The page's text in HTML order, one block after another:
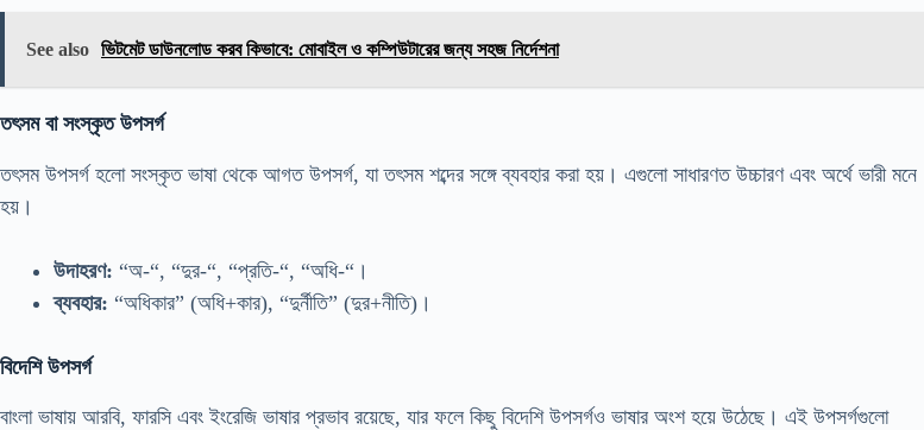
See also ভিটমেট ডাউনলোড করব কিভাবে: মোবাইল ও কম্পিউটারের জন্য সহজ নির্দেশনা
তৎসম বা সংস্কৃত উপসর্গ
তৎসম উপসর্গ হলো সংস্কৃত ভাষা থেকে আগত উপসর্গ, যা তৎসম শব্দের সঙ্গে ব্যবহার করা হয়। এগুলো সাধারণত উচ্চারণ এবং অর্থে ভারী মনে
হয়।
উদাহরণ: “অ-“, “দুর-“, “প্রতি-“, “অধি-“।
ব্যবহার: “অধিকার” (অধি+কার), “দুর্নীতি” (দুর+নীতি)।
বিদেশি উপসর্গ
বাংলা ভাষায় আরবি, ফারসি এবং ইংরেজি ভাষার প্রভাব রয়েছে, যার ফলে কিছু বিদেশি উপসর্গও ভাষার অংশ হয়ে উঠেছে। এই উপসর্গগুলো